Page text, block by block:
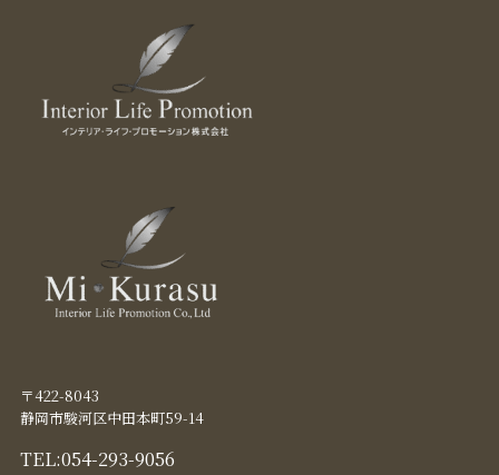
〒422-8043
静岡市駿河区中田本町59-14
TEL:054-293-9056